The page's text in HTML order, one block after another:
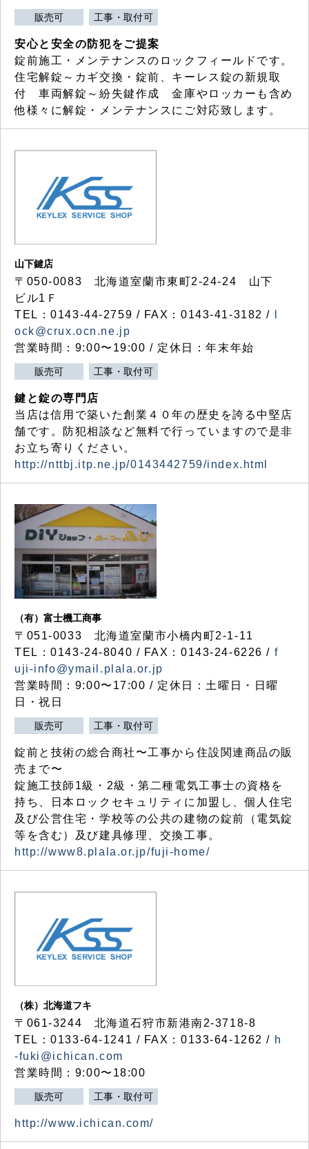
販売可 工事・取付可
安心と安全の防犯をご提案
錠前施工・メンテナンスのロックフィールドです。
住宅解錠～カギ交換・錠前、キーレス錠の新規取
付 車両解錠～紛失鍵作成 金庫やロッカーも含め
他様々に解錠・メンテナンスにご対応致します。
山下鍵店
〒050-0083 北海道室蘭市東町2-24-24 山下
ビル1Ｆ
TEL：0143-44-2759 / FAX：0143-41-3182 /
ock@crux.ocn.ne.jp
営業時間：9:00〜19:00 / 定休日：年末年始
販売可 工事・取付可
鍵と錠の専門店
当店は信用で築いた創業４０年の歴史を誇る中堅店
舗です。防犯相談など無料で行っていますので是非
お立ち寄りください。
http://nttbj.itp.ne.jp/0143442759/index.html
（有）富士機工商事
〒051-0033 北海道室蘭市小橋内町2-1-11
TEL：0143-24-8040 / FAX：0143-24-6226 / f
uji-info@ymail.plala.or.jp
営業時間：9:00〜17:00 / 定休日：土曜日・日曜
日・祝日
販売可 工事・取付可
錠前と技術の総合商社〜工事から住設関連商品の販
売まで〜
錠施工技師1級・2級・第二種電気工事士の資格を
持ち、日本ロックセキュリティに加盟し、個人住宅
及び公営住宅・学校等の公共の建物の錠前（電気錠
等を含む）及び建具修理、交換工事。
http://www8.plala.or.jp/fuji-home/
（株）北海道フキ
〒061-3244 北海道石狩市新港南2-3718-8
TEL：0133-64-1241 / FAX：0133-64-1262 / h
-fuki@ichican.com
営業時間：9:00〜18:00
販売可 工事・取付可
http://www.ichican.com/